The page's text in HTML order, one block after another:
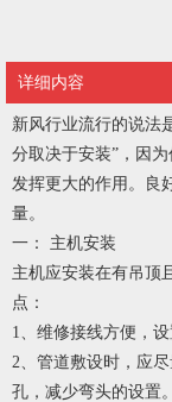
详细内容
新风行业流行的说法
分取决于安装”，因
发挥更大的作用。良
量。
一： 主机安装
主机应安装在有吊顶
点：
1、维修接线方便，
2、管道敷设时，应
孔，减少弯头的设置